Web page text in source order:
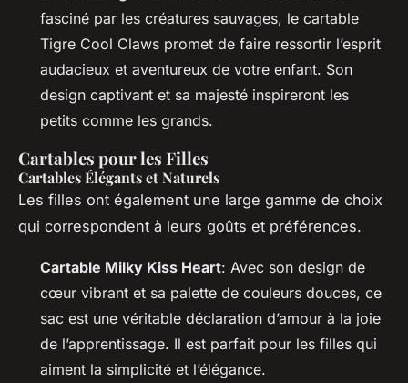
fasciné par les créatures sauvages, le cartable
Tigre Cool Claws promet de faire ressortir l’esprit
audacieux et aventureux de votre enfant. Son
design captivant et sa majesté inspireront les
petits comme les grands.
Cartables pour les Filles
Cartables Élégants et Naturels
Les filles ont également une large gamme de choix
qui correspondent à leurs goûts et préférences.
Cartable Milky Kiss Heart: Avec son design de
cœur vibrant et sa palette de couleurs douces, ce
sac est une véritable déclaration d’amour à la joie
de l’apprentissage. Il est parfait pour les filles qui
aiment la simplicité et l’élégance.